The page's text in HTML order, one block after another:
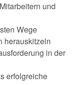
und
Wege
herauskitzeln
in der
erfolgreiche